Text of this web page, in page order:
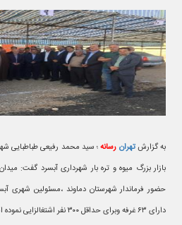
به گزارشتهران رسانه؛ سید محمد رفیعی طباطبایی
بازار بزرگ میوه و تره بار شهرداری آبسرد گفت:
حضور فرماندار شهرستان دماوند ،مسئولین شهری
دارای ۶۳ غرفه وبرای حداقل